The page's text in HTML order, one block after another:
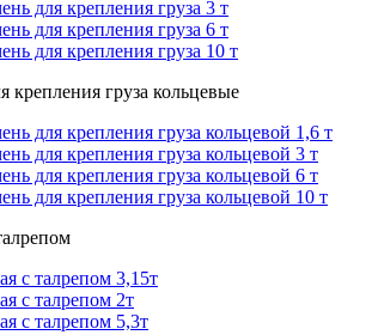
для крепления груза 3 т
для крепления груза 6 т
для крепления груза 10 т
груза кольцевые
для крепления груза кольцевой 1,6 т
для крепления груза кольцевой 3 т
для крепления груза кольцевой 6 т
для крепления груза кольцевой 10 т
с талрепом 3,15т
с талрепом 2т
с талрепом 5,3т